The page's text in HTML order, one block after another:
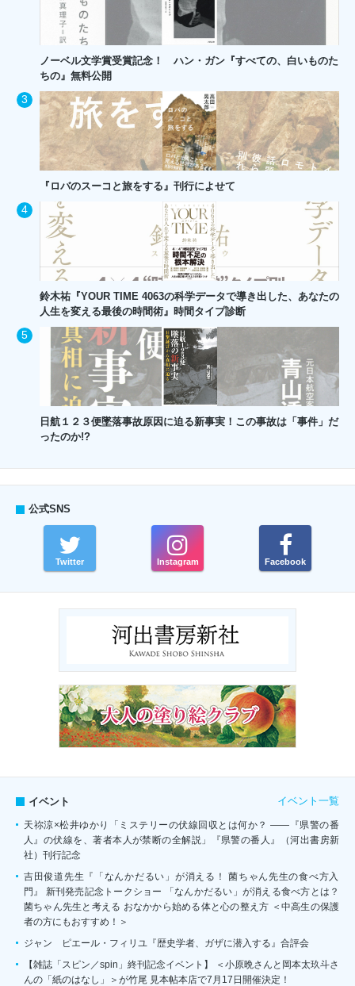
ノーベル文学賞受賞記念！ ハン・ガン『すべての、白いものた
ちの』無料公開
『ロバのスーコと旅をする』刊行によせて
鈴木祐『YOUR TIME 4063の科学データで導き出した、あなたの
人生を変える最後の時間術』時間タイプ診断
日航１２３便墜落事故原因に迫る新事実！この事故は「事件」だ
ったのか!?
公式SNS
Twitter Instagram Facebook
イベント イベント一覧
天祢涼×松井ゆかり「ミステリーの伏線回収とは何か？ ――『県警の番
人』の伏線を、著者本人が禁断の全解説」『県警の番人』（河出書房新
社）刊行記念
吉田俊道先生『「なんかだるい」が消える！ 菌ちゃん先生の食べ方入
門』 新刊発売記念トークショー 「なんかだるい」が消える食べ方とは？
菌ちゃん先生と考える おなかから始める体と心の整え方 ＜中高生の保護
者の方にもおすすめ！＞
ジャン゠ピエール・フィリユ『歴史学者、ガザに潜入する』合評会
【雑誌「スピン／spin」終刊記念イベント】 ＜小原晩さんと岡本太玖斗さ
んの「紙のはなし」＞が竹尾 見本帖本店で7月17日開催決定！